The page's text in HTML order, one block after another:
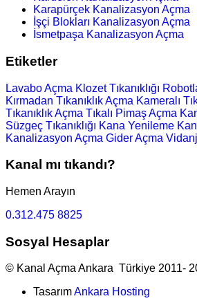
Karapürçek Kanalizasyon Açma
İşçi Blokları Kanalizasyon Açma
İsmetpaşa Kanalizasyon Açma
Etiketler
Lavabo Açma Klozet Tıkanıklığı
Kırmadan Tıkanıklık Açma Kameralı
Tıkanıklık Açma Tıkalı Pimaş Açma
Süzgeç Tıkanıklığı Kana Yenileme
Kanalizasyon Açma Gider Açma
Kanal mı tıkandı?
Hemen Arayın
0.312.475 8825
Sosyal Hesaplar
© Kanal Açma Ankara Türkiye 2011-
TasarımAnkara Hosting